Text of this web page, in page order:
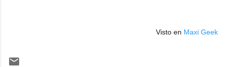
Visto en Maxi Geek